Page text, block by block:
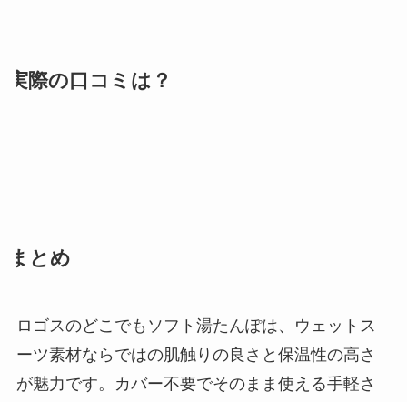
実際の口コミは？
まとめ
ロゴスのどこでもソフト湯たんぽは、ウェットス
ーツ素材ならではの肌触りの良さと保温性の高さ
が魅力です。カバー不要でそのまま使える手軽さ